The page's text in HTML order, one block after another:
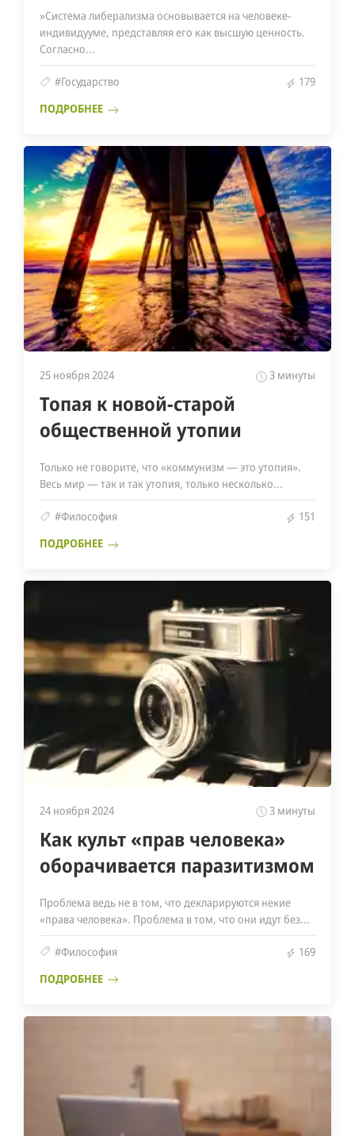
»Система либерализма основывается на человеке-
индивидууме, представляя его как высшую ценность.
Согласно...
#Государство
179
ПОДРОБНЕЕ
25 ноября 2024 3 минуты
Топая к новой-старой
общественной утопии
Только не говорите, что «коммунизм — это утопия».
Весь мир — так и так утопия, только несколько...
#Философия
151
ПОДРОБНЕЕ
24 ноября 2024 3 минуты
Как культ «прав человека»
оборачивается паразитизмом
Проблема ведь не в том, что декларируются некие
«права человека». Проблема в том, что они идут без...
#Философия
169
ПОДРОБНЕЕ